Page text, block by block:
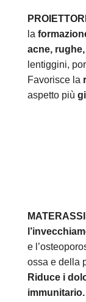
la
acne,
lentiggini,
Favorisce la
aspetto più
e
ossa e della
Riduce i
immunitario.